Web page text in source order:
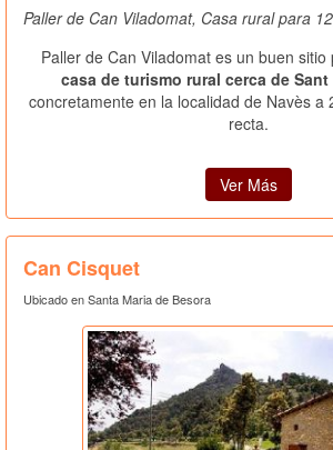
Paller de Can Viladomat, Casa rural para
Paller de Can Viladomat es un buen sitio
casa de turismo rural cerca de
concretamente en la localidad de Navès a
recta.
Ver Más
Can Cisquet
Ubicado en Santa Maria de Besora